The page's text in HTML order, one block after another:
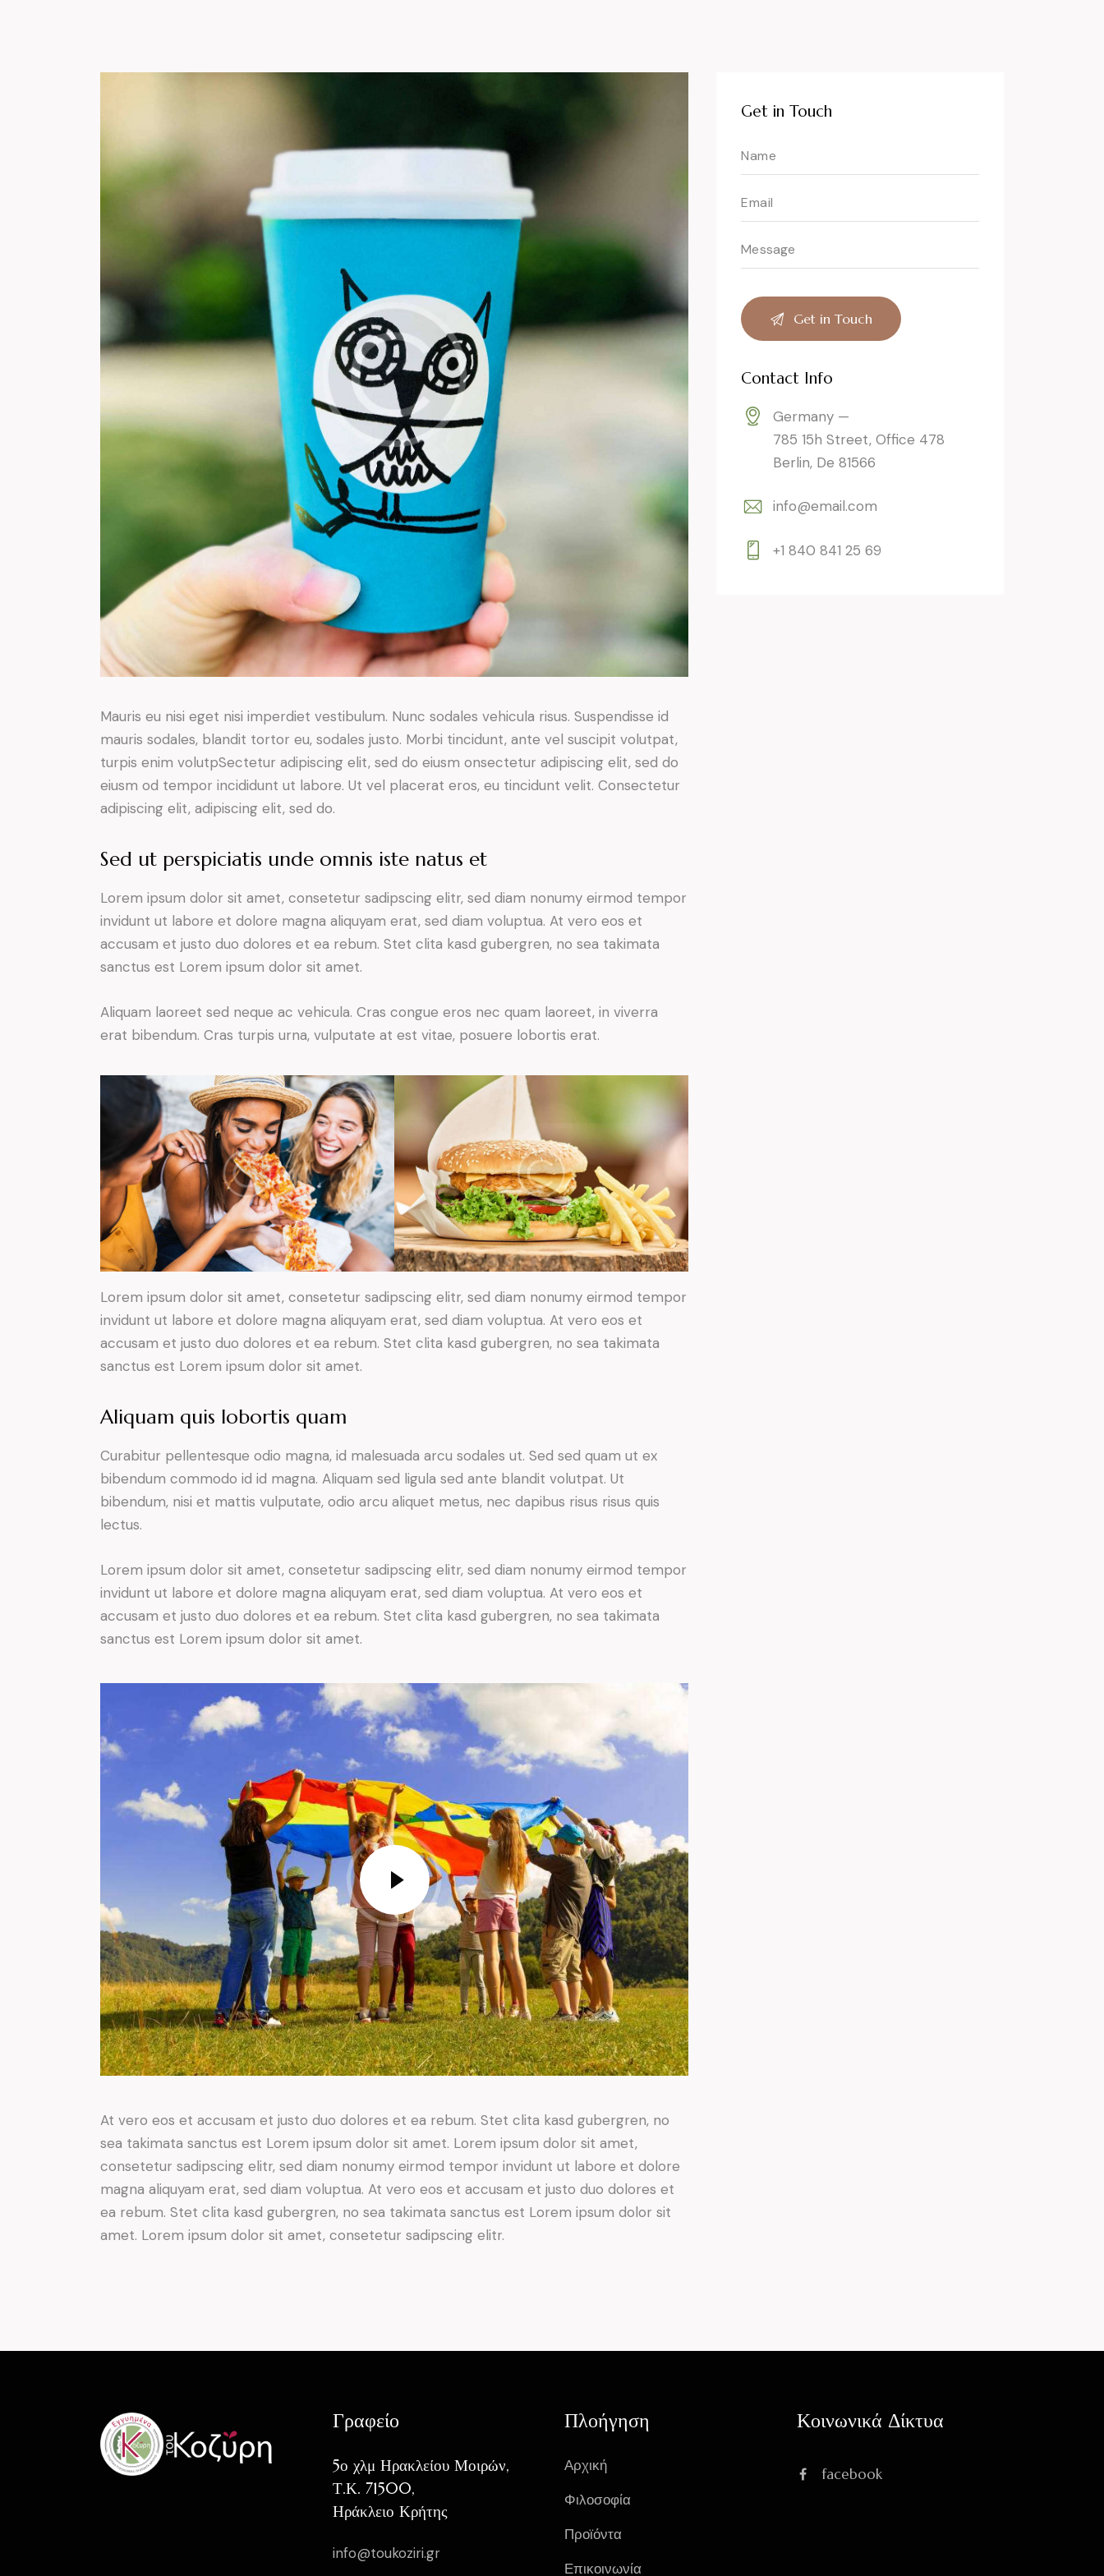
Mauris eu nisi eget nisi imperdiet vestibulum. Nunc sodales vehicula risus. Suspendisse id
mauris sodales, blandit tortor eu, sodales justo. Morbi tincidunt, ante vel suscipit volutpat,
turpis enim volutpSectetur adipiscing elit, sed do eiusm onsectetur adipiscing elit, sed do
eiusm od tempor incididunt ut labore. Ut vel placerat eros, eu tincidunt velit. Consectetur
adipiscing elit, adipiscing elit, sed do.
Sed ut perspiciatis unde omnis iste natus et
Lorem ipsum dolor sit amet, consetetur sadipscing elitr, sed diam nonumy eirmod tempor
invidunt ut labore et dolore magna aliquyam erat, sed diam voluptua. At vero eos et
accusam et justo duo dolores et ea rebum. Stet clita kasd gubergren, no sea takimata
sanctus est Lorem ipsum dolor sit amet.
Aliquam laoreet sed neque ac vehicula. Cras congue eros nec quam laoreet, in viverra
erat bibendum. Cras turpis urna, vulputate at est vitae, posuere lobortis erat.
Lorem ipsum dolor sit amet, consetetur sadipscing elitr, sed diam nonumy eirmod tempor
invidunt ut labore et dolore magna aliquyam erat, sed diam voluptua. At vero eos et
accusam et justo duo dolores et ea rebum. Stet clita kasd gubergren, no sea takimata
sanctus est Lorem ipsum dolor sit amet.
Aliquam quis lobortis quam
Curabitur pellentesque odio magna, id malesuada arcu sodales ut. Sed sed quam ut ex
bibendum commodo id id magna. Aliquam sed ligula sed ante blandit volutpat. Ut
bibendum, nisi et mattis vulputate, odio arcu aliquet metus, nec dapibus risus risus quis
lectus.
Lorem ipsum dolor sit amet, consetetur sadipscing elitr, sed diam nonumy eirmod tempor
invidunt ut labore et dolore magna aliquyam erat, sed diam voluptua. At vero eos et
accusam et justo duo dolores et ea rebum. Stet clita kasd gubergren, no sea takimata
sanctus est Lorem ipsum dolor sit amet.
At vero eos et accusam et justo duo dolores et ea rebum. Stet clita kasd gubergren, no
sea takimata sanctus est Lorem ipsum dolor sit amet. Lorem ipsum dolor sit amet,
consetetur sadipscing elitr, sed diam nonumy eirmod tempor invidunt ut labore et dolore
magna aliquyam erat, sed diam voluptua. At vero eos et accusam et justo duo dolores et
ea rebum. Stet clita kasd gubergren, no sea takimata sanctus est Lorem ipsum dolor sit
amet. Lorem ipsum dolor sit amet, consetetur sadipscing elitr.
Get in Touch
Contact Info
Germany —
785 15h Street, Office 478
Berlin, De 81566
info@email.com
+1 840 841 25 69
Γραφείο
5ο χλμ Ηρακλείου Μοιρών,
Τ.Κ. 71500,
Ηράκλειο Κρήτης
info@toukoziri.gr
Πλοήγηση
Αρχική
Φιλοσοφία
Προϊόντα
Επικοινωνία
Κοινωνικά Δίκτυα
facebook